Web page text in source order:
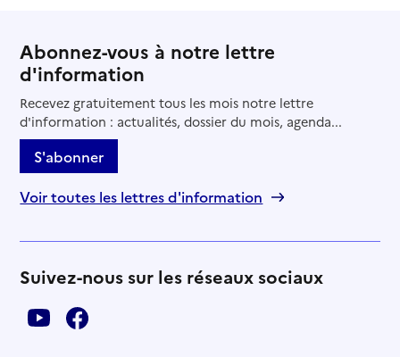
Abonnez-vous à notre lettre
d'information
Recevez gratuitement tous les mois notre lettre
d'information : actualités, dossier du mois, agenda...
S'abonner
Voir toutes les lettres d'information
Suivez-nous sur les réseaux sociaux